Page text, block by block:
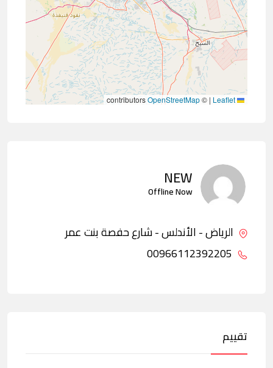
|
©
OpenStreetMap
NEW
Offline Now
الرياض - الأندلس - شارع حفصة بنت عمر
تقييم